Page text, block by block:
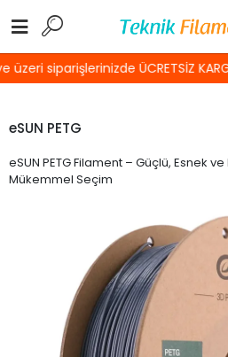
siparişlerinizde ÜCRETSİZ
eSUN PETG
eSUN PETG Filament – Güçlü, Esnek
Mükemmel Seçim